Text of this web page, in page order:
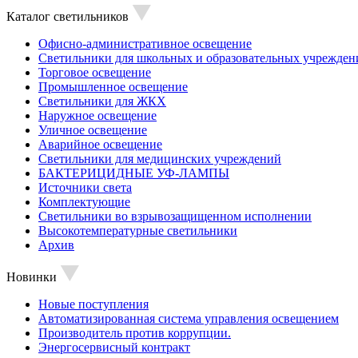
Каталог светильников
Офисно-административное освещение
Светильники для школьных и образовательных
Торговое освещение
Промышленное освещение
Светильники для ЖКХ
Наружное освещение
Уличное освещение
Аварийное освещение
Светильники для медицинских учреждений
БАКТЕРИЦИДНЫЕ УФ-ЛАМПЫ
Источники света
Комплектующие
Светильники во взрывозащищенном исполнении
Высокотемпературные светильники
Архив
Новинки
Новые поступления
Автоматизированная система управления освещением
Производитель против коррупции.
Энергосервисный контракт